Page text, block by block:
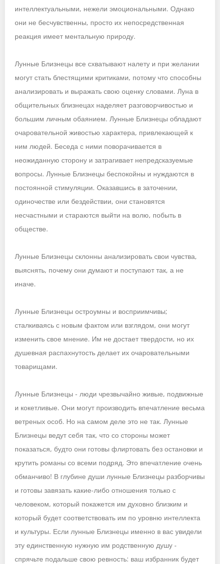
интеллектуальными, нежели эмоциональными. Однако
они не бесчувственны, просто их непосредственная
реакция имеет ментальную природу.
Лунные Близнецы все схватывают налету и при желании
могут стать блестящими критиками, потому что способны
анализировать и выражать свою оценку словами. Луна в
общительных близнецах наделяет разговорчивостью и
большим личным обаянием. Лунные Близнецы обладают
очаровательной живостью характера, привлекающей к
ним людей. Беседа с ними поворачивается в
неожиданную сторону и затрагивает непредсказуемые
вопросы. Лунные Близнецы беспокойны и нуждаются в
постоянной стимуляции. Оказавшись в заточении,
одиночестве или бездействии, они становятся
несчастными и стараются выйти на волю, побыть в
обществе.
Лунные Близнецы склонны анализировать свои чувства,
выяснять, почему они думают и поступают так, а не
иначе.
Лунные Близнецы остроумны и восприимчивы;
сталкиваясь с новым фактом или взглядом, они могут
изменить свое мнение. Им не достает твердости, но их
душевная распахнутость делает их очаровательными
товарищами.
Лунные Близнецы - люди чрезвычайно живые, подвижные
и кокетливые. Они могут производить впечатление весьма
ветреных особ. Но на самом деле это не так. Лунные
Близнецы ведут себя так, что со стороны может
показаться, будто они готовы флиртовать без остановки и
крутить романы со всеми подряд. Это впечатление очень
обманчиво! В глубине души лунные Близнецы разборчивы
и готовы завязать какие-либо отношения только с
человеком, который покажется им духовно близким и
который будет соответствовать им по уровню интеллекта
и культуры. Если лунные Близнецы именно в вас увидели
эту единственную нужную им родственную душу -
спрячьте подальше свою ревность: ваш избранник будет